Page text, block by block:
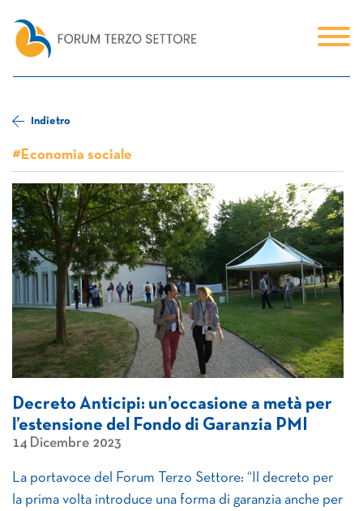
Indietro
#Economia sociale
Decreto Anticipi: un’occasione a metà per
l’estensione del Fondo di Garanzia PMI
14 Dicembre 2023
La portavoce del Forum Terzo Settore: “Il decreto per
la prima volta introduce una forma di garanzia anche per